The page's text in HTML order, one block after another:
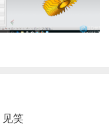
笑